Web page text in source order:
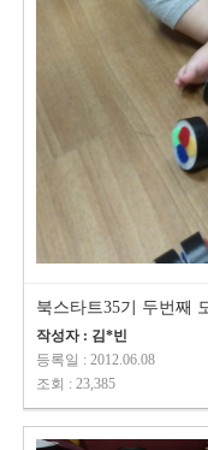
북스타트35기 두번째
작성자 : 김*빈
등록일 : 2012.06.08
조회 : 23,385